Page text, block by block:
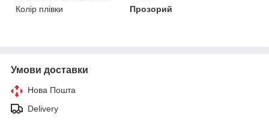
Колір плівки
Прозорий
Умови доставки
Нова Пошта
Delivery